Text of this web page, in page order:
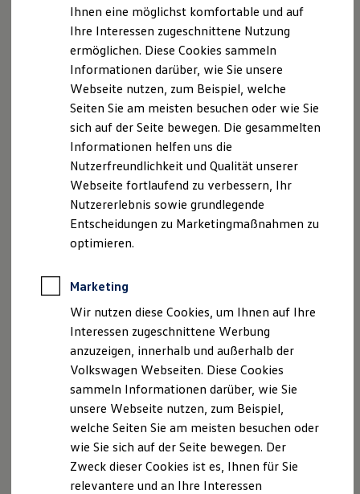
Leasing
Für Privatkunden
Für Gewerbekunden
Versicherungen & Garantien
Garantien
Kfz-Versicherung für Nutzfahrzeuge
Restschuldversicherung
Wartungsverträge
Besitzer & Service
Reparatur & Service
Sommer-Special
Reparatur, Pflege & Inspektion
Servicetermin anfragen
Service-Vorteile bei Volkswagen Nutzfahrzeuge
ServicePlus
Economy Service
Räder & Reifen Service
Ersatzfahrzeuge
Software, Konnektivität & Apps
California App
VW Connect für Ihren ID. Buzz
VW Connect für Ihren Transporter/Caravelle
VW Connect für Ihren Amarok
VW Connect für andere Modelle
Connect Pro
Fleet Interface Data
Multistop Pathfinder
Übersicht Software Updates
Hilfreiches für Besitzer
Fahrerassistenz- und Sicherheitssysteme
Kontrollleuchten
Kurzfahrprofile und Ölverdünnung
Ihnen eine möglichst komfortable und auf
Ihre Interessen zugeschnittene Nutzung
ermöglichen. Diese Cookies sammeln
Informationen darüber, wie Sie unsere
Webseite nutzen, zum Beispiel, welche
Seiten Sie am meisten besuchen oder wie Sie
sich auf der Seite bewegen. Die gesammelten
Informationen helfen uns die
Nutzerfreundlichkeit und Qualität unserer
Webseite fortlaufend zu verbessern, Ihr
Nutzererlebnis sowie grundlegende
Entscheidungen zu Marketingmaßnahmen zu
optimieren.
Marketing
Wir nutzen diese Cookies, um Ihnen auf Ihre
Interessen zugeschnittene Werbung
anzuzeigen, innerhalb und außerhalb der
Volkswagen Webseiten. Diese Cookies
sammeln Informationen darüber, wie Sie
unsere Webseite nutzen, zum Beispiel,
welche Seiten Sie am meisten besuchen oder
wie Sie sich auf der Seite bewegen. Der
Zweck dieser Cookies ist es, Ihnen für Sie
relevantere und an Ihre Interessen